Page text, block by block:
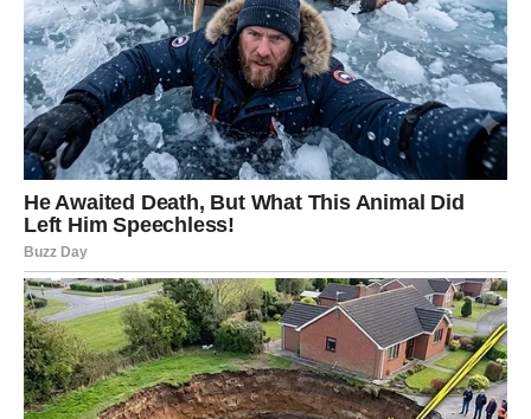
sreća ipak postoji.
Sudbina vam donosi ono što ste dugo
čekali
Pred vama su veoma nježni i sudbinski trenuci.
LAV
Lavovima dolazi veliki poslovni i finansijski uspjeh.
Sve ono što ste dugo gradili sada konačno počinje
donositi ozbiljan novac i priznanje.